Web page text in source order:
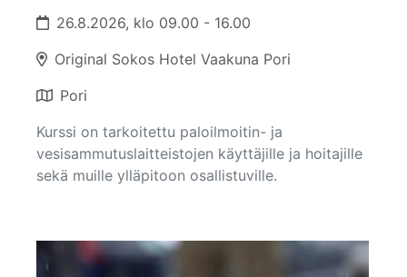
26.8.2026, klo 09.00 - 16.00
Original Sokos Hotel Vaakuna Pori
Pori
Kurssi on tarkoitettu paloilmoitin- ja
vesisammutuslaitteistojen käyttäjille ja hoitajille
sekä muille ylläpitoon osallistuville.